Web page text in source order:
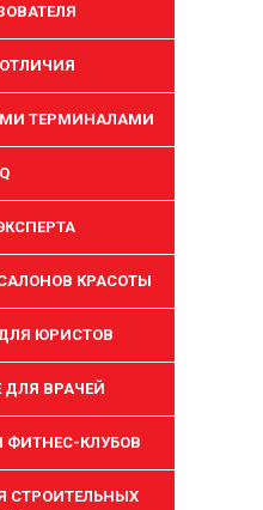
ТЕРМИНАЛАМИ
КРАСОТЫ
ДЛЯ ЮРИСТОВ
ДЛЯ ВРАЧЕЙ
ФИТНЕС-КЛУБОВ
СТРОИТЕЛЬНЫХ